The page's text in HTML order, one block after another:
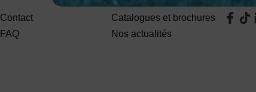
Contact
FAQ
Catalogues et brochures
Nos actualités